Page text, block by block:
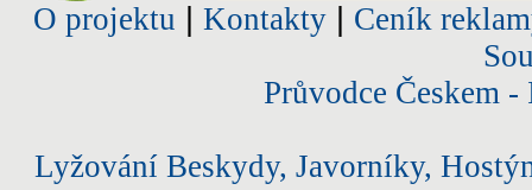
O projektu Kontakty| Ceník
Průvodce Českem
Lyžování Beskydy, Javorníky,